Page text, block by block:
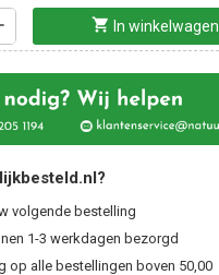
shopping_cart In winkelwagen
volgende bestelling
1-3 werkdagen bezorgd
op alle bestellingen boven 50,00